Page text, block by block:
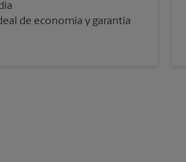
de economía y garantía